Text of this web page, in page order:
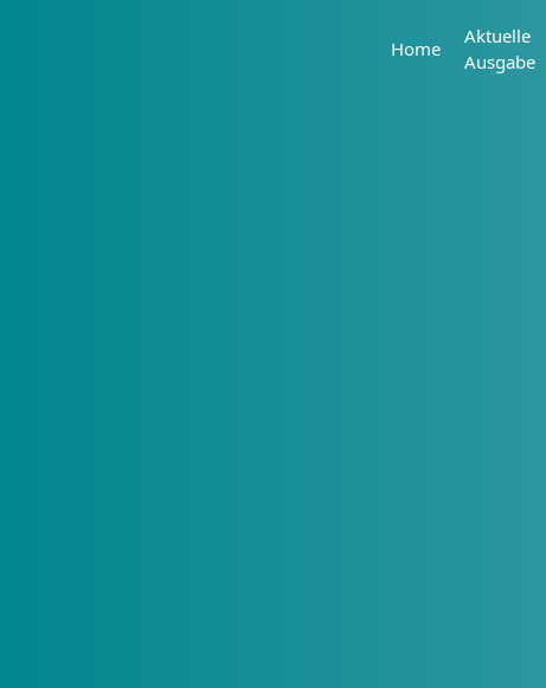
Home
Aktuelle
Ausgabe